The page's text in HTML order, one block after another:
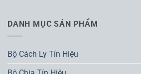
DANH MỤC SẢN PHẨM
Bộ Cách Ly Tín Hiệu